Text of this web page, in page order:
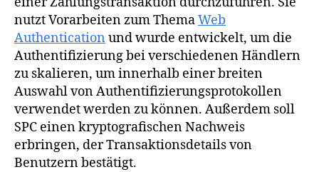
nutzt Vorarbeiten zum ThemaWeb
Authentication und wurde entwickelt, um die
Authentifizierung bei verschiedenen Händlern
zu skalieren, um innerhalb einer breiten
Auswahl von Authentifizierungsprotokollen
verwendet werden zu können. Außerdem soll
SPC einen kryptografischen Nachweis
erbringen, der Transaktionsdetails von
Benutzern bestätigt.